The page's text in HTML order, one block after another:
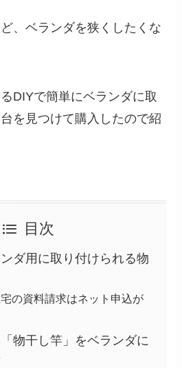
、ベランダを狭くしたくな
DIYで簡単にベランダに取
を見つけて購入したので紹
目次
ダ用に取り付けられる物
の資料請求はネット申込が
「物干し竿」をベランダに